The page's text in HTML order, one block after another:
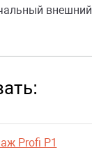
Profi P1